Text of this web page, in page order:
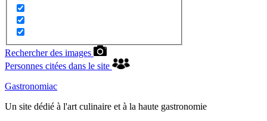
Rechercher des images
Personnes citées dans le site
Gastronomiac
Un site dédié à l'art culinaire et à la haute gastronomie